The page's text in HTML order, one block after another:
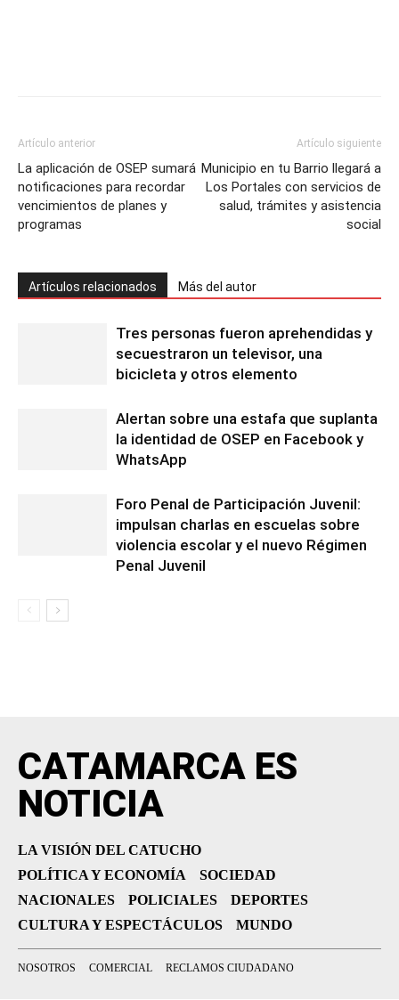
Artículo anterior
La aplicación de OSEP sumará
notificaciones para recordar
vencimientos de planes y
programas
Artículo siguiente
Municipio en tu Barrio llegará a
Los Portales con servicios de
salud, trámites y asistencia
social
Artículos relacionados Más del autor
Tres personas fueron aprehendidas y
secuestraron un televisor, una
bicicleta y otros elemento
Alertan sobre una estafa que suplanta
la identidad de OSEP en Facebook y
WhatsApp
Foro Penal de Participación Juvenil:
impulsan charlas en escuelas sobre
violencia escolar y el nuevo Régimen
Penal Juvenil
CATAMARCA ES
NOTICIA
LA VISIÓN DEL CATUCHO
POLÍTICA Y ECONOMÍA
SOCIEDAD
NACIONALES
POLICIALES
DEPORTES
CULTURA Y ESPECTÁCULOS
MUNDO
NOSOTROS COMERCIAL RECLAMOS CIUDADANO